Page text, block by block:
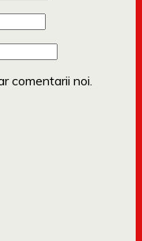
comentarii noi.